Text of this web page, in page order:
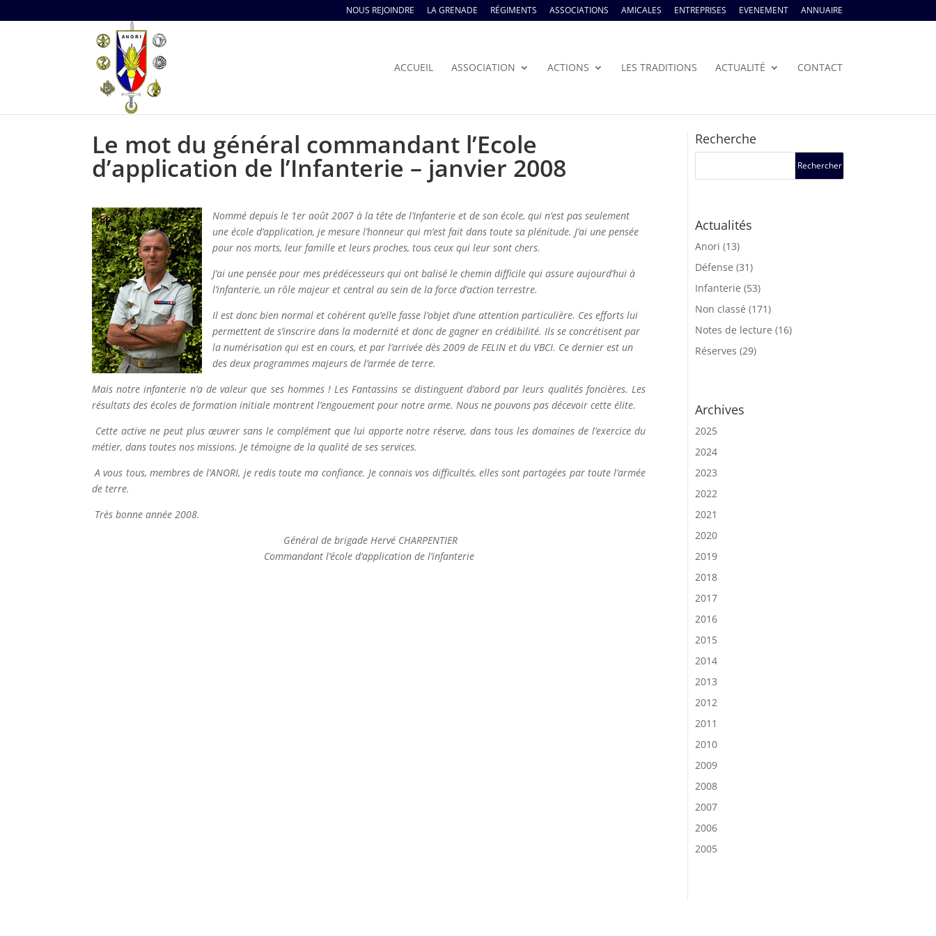
NOUS REJOINDRE LA GRENADE RÉGIMENTS ASSOCIATIONS AMICALES ENTREPRISES EVENEMENT ANNUAIRE
ACCUEIL ASSOCIATION ACTIONS LES TRADITIONS ACTUALITÉ CONTACT
Le mot du général commandant l’Ecole
d’application de l’Infanterie – janvier 2008
Nommé depuis le 1er août 2007 à la tête de l’Infanterie et de son école, qui n’est pas seulement
une école d’application, je mesure l’honneur qui m’est fait dans toute sa plénitude. J’ai une pensée
pour nos morts, leur famille et leurs proches, tous ceux qui leur sont chers.
J’ai une pensée pour mes prédécesseurs qui ont balisé le chemin difficile qui assure aujourd’hui à
l’infanterie, un rôle majeur et central au sein de la force d’action terrestre.
Il est donc bien normal et cohérent qu’elle fasse l’objet d’une attention particulière. Ces efforts lui
permettent de s’inscrire dans la modernité et donc de gagner en crédibilité. Ils se concrétisent par
la numérisation qui est en cours, et par l’arrivée dès 2009 de FELIN et du VBCI. Ce dernier est un
des deux programmes majeurs de l’armée de terre.
Mais notre infanterie n’a de valeur que ses hommes ! Les Fantassins se distinguent d’abord par leurs qualités foncières. Les
résultats des écoles de formation initiale montrent l’engouement pour notre arme. Nous ne pouvons pas décevoir cette élite.
Cette active ne peut plus œuvrer sans le complément que lui apporte notre réserve, dans tous les domaines de l’exercice du
métier, dans toutes nos missions. Je témoigne de la qualité de ses services.
A vous tous, membres de l’ANORI, je redis toute ma confiance. Je connais vos difficultés, elles sont partagées par toute l’armée
de terre.
Très bonne année 2008.
Général de brigade Hervé CHARPENTIER
Commandant l’école d’application de l’infanterie
Recherche
Actualités
Anori (13)
Défense (31)
Infanterie (53)
Non classé (171)
Notes de lecture (16)
Réserves (29)
Archives
2025
2024
2023
2022
2021
2020
2019
2018
2017
2016
2015
2014
2013
2012
2011
2010
2009
2008
2007
2006
2005